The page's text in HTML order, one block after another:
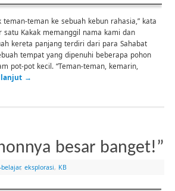
teman-teman ke sebuah kebun rahasia,” kata
satu Kakak memanggil nama kami dan
kereta panjang terdiri dari para Sahabat
tempat yang dipenuhi beberapa pohon
pot-pot kecil. “Teman-teman, kemarin,
lanjut →
besar banget!”
, eksplorasi, KB